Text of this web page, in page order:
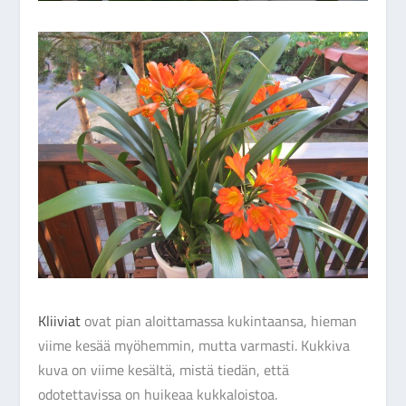
Kliiviatovat pian aloittamassa kukintaansa, hieman
viime kesää myöhemmin, mutta varmasti. Kukkiva
kuva on viime kesältä, mistä tiedän, että
odotettavissa on huikeaa kukkaloistoa.